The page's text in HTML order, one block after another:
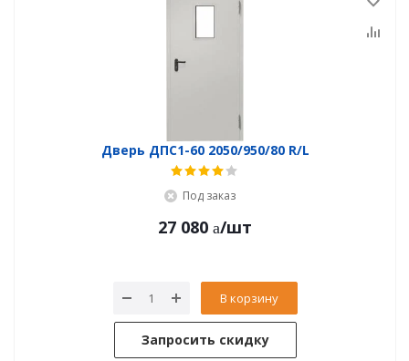
Дверь ДПC1-60 2050/950/80 R/L
Под заказ
27 080 /шт
В корзину
Запросить скидку